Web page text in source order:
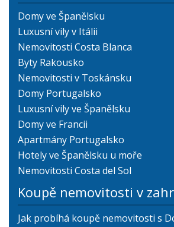
Domy ve Španělsku
Luxusní vily v Itálii
Nemovitosti Costa Blanca
Byty Rakousko
Nemovitosti v Toskánsku
Domy Portugalsko
Luxusní vily ve Španělsku
Domy ve Francii
Apartmány Portugalsko
Hotely ve Španělsku u moře
Nemovitosti Costa del Sol
Koupě nemovitosti v
Jak probíhá koupě nemovitosti s